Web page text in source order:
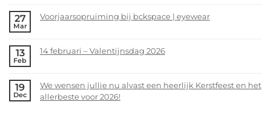
alvast
Kerstfeest
allerbeste
voor
on
jou!
27
Mar
Voorjaarsopruiming bij bckspace | eyewear
on
bckspace
|
13
Feb
14 februari – Valentijnsdag 2026
on
14
19
Dec
We wensen jullie nu alvast een heerlijk Kerstfeest en het
allerbeste voor 2026!